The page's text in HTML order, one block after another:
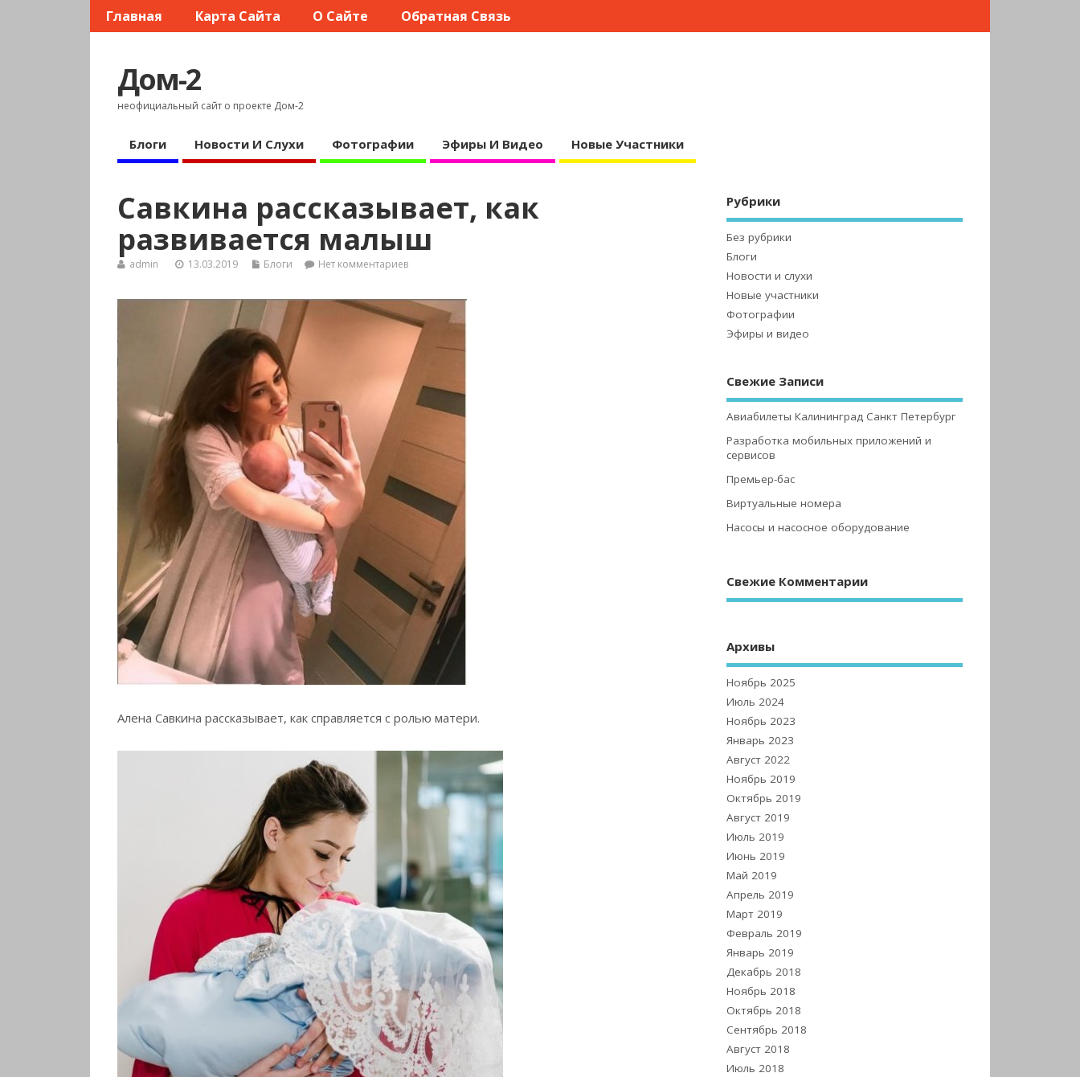
Главная Карта Сайта О Сайте Обратная Связь
Дом-2
неофициальный сайт о проекте Дом-2
Блоги Новости И Слухи Фотографии Эфиры И Видео Новые Участники
Савкина рассказывает, как
развивается малыш
admin 13.03.2019 Блоги Нет комментариев
Алена Савкина рассказывает, как справляется с ролью матери.
Рубрики
Без рубрики
Блоги
Новости и слухи
Новые участники
Фотографии
Эфиры и видео
Свежие Записи
Авиабилеты Калининград Санкт Петербург
Разработка мобильных приложений и
сервисов
Премьер-бас
Виртуальные номера
Насосы и насосное оборудование
Свежие Комментарии
Архивы
Ноябрь 2025
Июль 2024
Ноябрь 2023
Январь 2023
Август 2022
Ноябрь 2019
Октябрь 2019
Август 2019
Июль 2019
Июнь 2019
Май 2019
Апрель 2019
Март 2019
Февраль 2019
Январь 2019
Декабрь 2018
Ноябрь 2018
Октябрь 2018
Сентябрь 2018
Август 2018
Июль 2018